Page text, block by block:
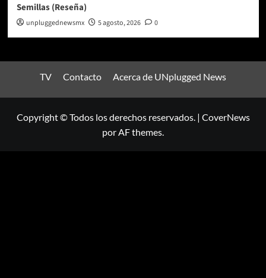
Semillas (Reseña)
unpluggednewsmx 5 agosto, 2026 0
TV Contacto Acerca de UNplugged News
Copyright © Todos los derechos reservados. | CoverNews
por AF themes.